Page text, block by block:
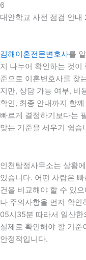
6
대안학교 사전 점검 안
김해이혼전문변호사를
지 나누어 확인하는 것
준으로 이혼변호사를 찾
지만, 상담 가능 여부, 비
확인, 최종 안내까지 함
빠르게 결정하기보다는
맞는 기준을 세우기 쉽습
인천탐정사무소는 상황
있습니다. 어떤 사람은
건을 비교해야 할 수 있
나 주의사항을 먼저 확
05시35분 따라서 일산
실제로 확인해야 할 기준
안정적입니다.